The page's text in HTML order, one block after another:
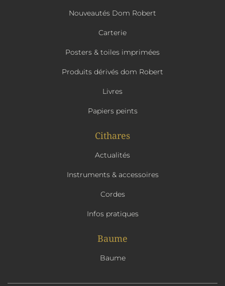
Nouveautés Dom Robert
Carterie
Posters & toiles imprimées
Produits dérivés dom Robert
Livres
Papiers peints
Cithares
Actualités
Instruments & accessoires
Cordes
Infos pratiques
Baume
Baume